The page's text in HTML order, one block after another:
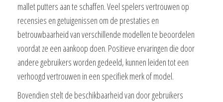
mallet putters aan te schaffen. Veel spelers vertrouwen op
recensies en getuigenissen om de prestaties en
betrouwbaarheid van verschillende modellen te beoordelen
voordat ze een aankoop doen. Positieve ervaringen die door
andere gebruikers worden gedeeld, kunnen leiden tot een
verhoogd vertrouwen in een specifiek merk of model.
Bovendien stelt de beschikbaarheid van door gebruikers